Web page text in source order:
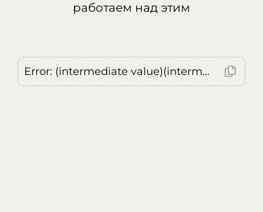
работаем над этим
Error: (intermediate value)(intermediate value)(intermediate value).replaceAll is not a function